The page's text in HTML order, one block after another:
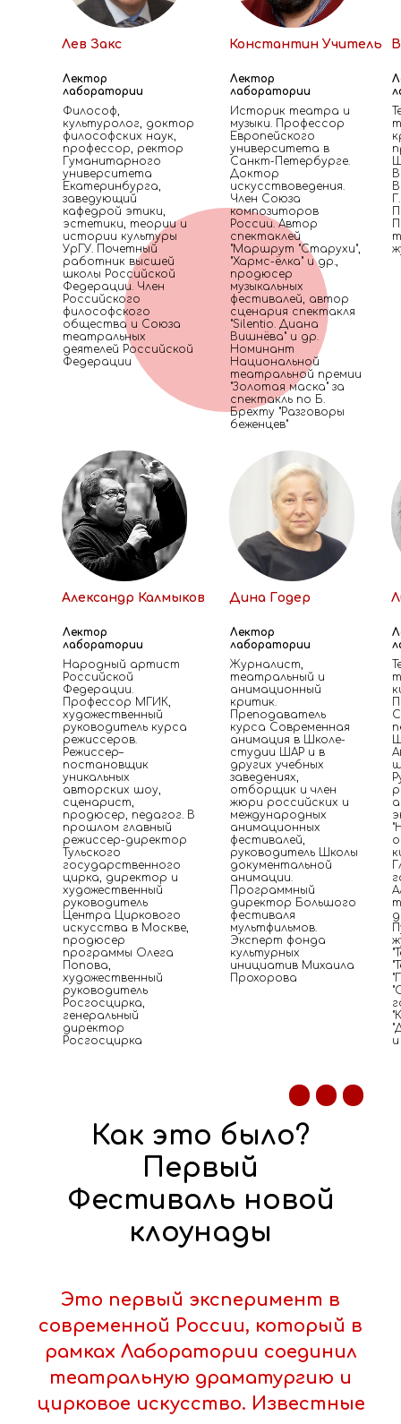
Лев Закс
Философ,
культуролог, доктор
философских наук,
профессор, ректор
Гуманитарного
университета
Екатеринбурга,
заведующий
кафедрой этики,
эстетики, теории и
истории культуры
УрГУ. Почетный
работник высшей
школы Российской
Федерации. Член
Российского
философского
общества и Союза
театральных
деятелей Российской
Федерации
Лектор
лаборатории
Александр Калмыков
Народный артист
Российской
Федерации.
Профессор МГИК,
художественный
руководитель курса
режиссеров.
Режиссер–
постановщик
уникальных
авторских шоу,
сценарист,
продюсер, педагог. В
прошлом главный
режиссер-директор
Тульского
государственного
цирка, директор и
художественный
руководитель
Центра Циркового
искусства в Москве,
продюсер
программы Олега
Попова,
художественный
руководитель
Росгосцирка,
генеральный
директор
Росгосцирка
Лектор
лаборатории
Константин Учитель
Историк театра и
музыки. Профессор
Европейского
университета в
Санкт-Петербурге.
Доктор
искусствоведения.
Член Союза
композиторов
России. Автор
спектаклей
"Маршрут "Старухи",
"Хармс-ёлка" и др.,
продюсер
музыкальных
фестивалей, автор
сценария спектакля
"Silentio. Диана
Вишнёва" и др.
Номинант
Национальной
театральной премии
"Золотая маска" за
спектакль по Б.
Брехту "Разговоры
беженцев"
Лектор
лаборатории
Дина Годер
Журналист,
театральный и
анимационный
критик.
Преподаватель
курса Современная
анимация в Школе-
студии ШАР и в
других учебных
заведениях,
отборщик и член
жюри российских и
международных
анимационных
фестивалей,
руководитель Школы
документальной
анимации.
Программный
директор Большого
фестиваля
мультфильмов.
Эксперт фонда
культурных
инициатив Михаила
Прохорова
Лектор
лаборатории
Как это было?
Первый
Фестиваль новой
клоунады
Это первый эксперимент в
современной России, который в
рамках Лаборатории соединил
театральную драматургию и
цирковое искусство. Известные